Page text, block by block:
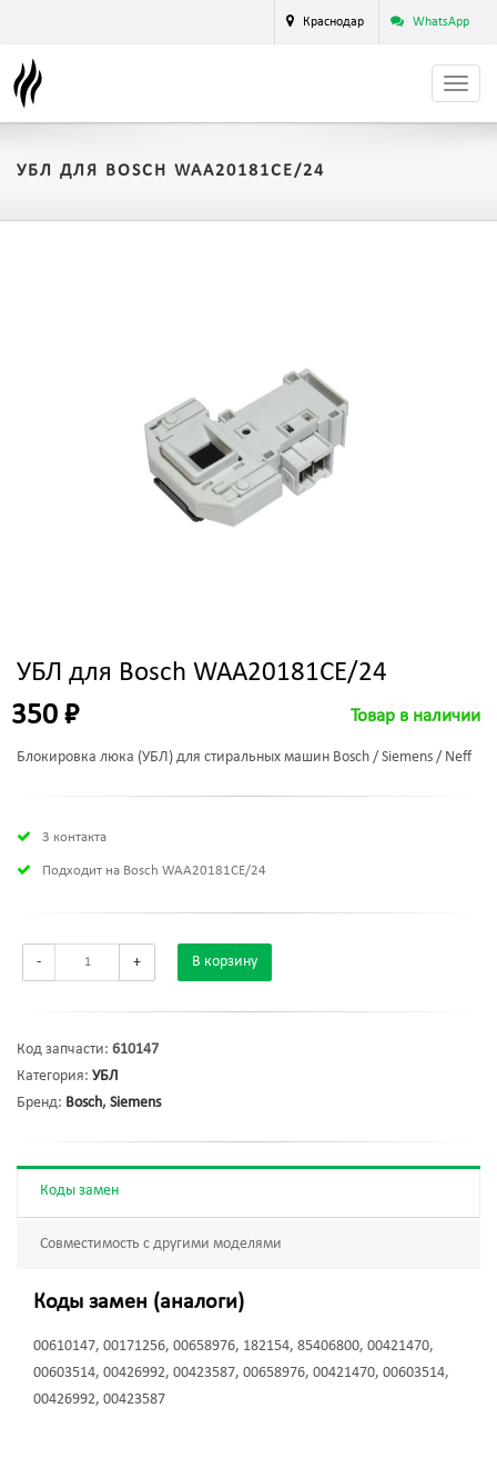
Краснодар WhatsApp
УБЛ ДЛЯ BOSCH WAA20181CE/24
УБЛ для Bosch WAA20181CE/24
350 ₽ Товар в наличии
Блокировка люка (УБЛ) для стиральных машин Bosch / Siemens / Neff
3 контакта
Подходит на Bosch WAA20181CE/24
- + В корзину
Код запчасти: 610147
Категория: УБЛ
Бренд: Bosch, Siemens
Коды замен
Совместимость с другими моделями
Коды замен (аналоги)
00610147, 00171256, 00658976, 182154, 85406800, 00421470,
00603514, 00426992, 00423587, 00658976, 00421470, 00603514,
00426992, 00423587